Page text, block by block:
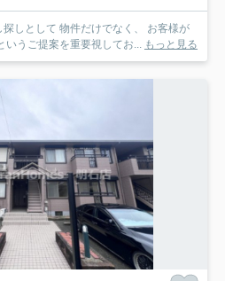
しとして 物件だけでなく、 お客様が
いうご提案を重要視してお... もっと見る